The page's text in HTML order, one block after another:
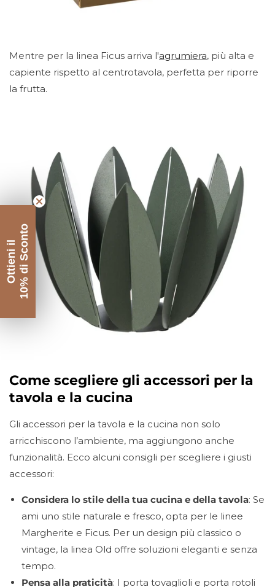
Mentre per la linea Ficus arriva l'agrumiera, più alta e
capiente rispetto al centrotavola, perfetta per riporre
la frutta.
Come scegliere gli accessori per la
tavola e la cucina
Gli accessori per la tavola e la cucina non solo
arricchiscono l’ambiente, ma aggiungono anche
funzionalità. Ecco alcuni consigli per scegliere i giusti
accessori:
Considera lo stile della tua cucina e della tavola: Se
ami uno stile naturale e fresco, opta per le linee
Margherite e Ficus. Per un design più classico o
vintage, la linea Old offre soluzioni eleganti e senza
tempo.
Pensa alla praticità: I porta tovaglioli e porta rotoli
Ottieni il10% di Sconto